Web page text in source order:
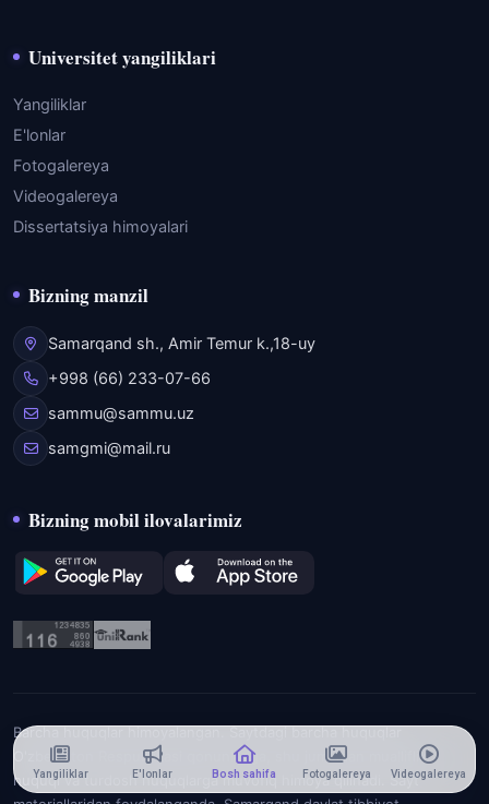
Universitet yangiliklari
Yangiliklar
E'lonlar
Fotogalereya
Videogalereya
Dissertatsiya himoyalari
Bizning manzil
Samarqand sh., Amir Temur k.,18-uy
+998 (66) 233-07-66
sammu@sammu.uz
samgmi@mail.ru
Bizning mobil ilovalarimiz
Barcha huquqlar himoyalangan. Saytdagi barcha huquqlar
O'zbekiston Respublikasi qonunlariga, shu jumladan mualliflik
huquqi va turdosh huquqlarga muvofiq himoya qilinadi. Sayt
Yangiliklar E'lonlar Bosh sahifa Fotogalereya Videogalereya